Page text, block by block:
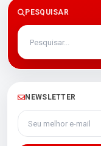
PESQUISAR
NEWSLETTER
Seu melhor e-mail